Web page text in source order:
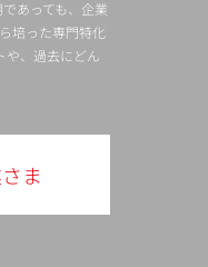
あっても、企業
培った専門特化
や、過去にどん
ま